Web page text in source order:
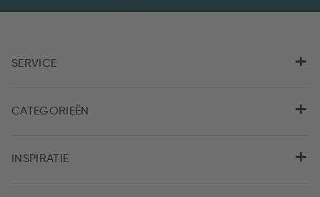
SERVICE
CATEGORIEËN
INSPIRATIE